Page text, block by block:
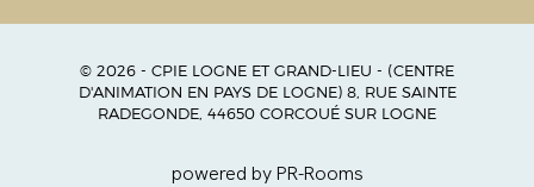
© 2026 - CPIE LOGNE ET GRAND-LIEU - (CENTRE
D'ANIMATION EN PAYS DE LOGNE) 8, RUE SAINTE
RADEGONDE, 44650 CORCOUÉ SUR LOGNE
powered by PR-Rooms